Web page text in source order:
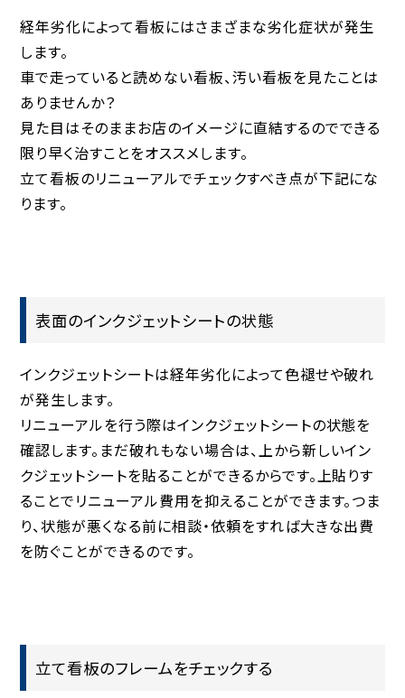
経年劣化によって看板にはさまざまな劣化症状が発生
します。
車で走っていると読めない看板、汚い看板を見たことは
ありませんか？
見た目はそのままお店のイメージに直結するのでできる
限り早く治すことをオススメします。
立て看板のリニューアルでチェックすべき点が下記にな
ります。
表面のインクジェットシートの状態
インクジェットシートは経年劣化によって色褪せや破れ
が発生します。
リニューアルを行う際はインクジェットシートの状態を
確認します。まだ破れもない場合は、上から新しいイン
クジェットシートを貼ることができるからです。上貼りす
ることでリニューアル費用を抑えることができます。つま
り、状態が悪くなる前に相談・依頼をすれば大きな出費
を防ぐことができるのです。
立て看板のフレームをチェックする